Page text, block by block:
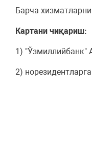
Барча
Картани чиқариш:
1) "Ўзмиллийбанк"
2)